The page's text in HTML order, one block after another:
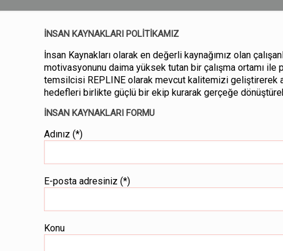
İNSAN KAYNAKLARI POLİTİKAMIZ
İnsan Kaynakları olarak en değerli kaynağımız olan
motivasyonunu daima yüksek tutan bir çalışma ortamı ile
temsilcisi REPLINE olarak mevcut kalitemizi geliştirerek
hedefleri birlikte güçlü bir ekip kurarak gerçeğe
İNSAN KAYNAKLARI FORMU
Adınız (*)
E-posta adresiniz (*)
Konu